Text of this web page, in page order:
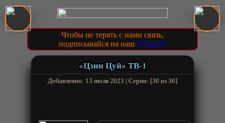
Чтобы не терять с нами связь,
подписывайся на наш Telegram
«Цзин Цуй» ТВ-1
Добавленно: 13 июля 2023 | Серии: [30 из 30]